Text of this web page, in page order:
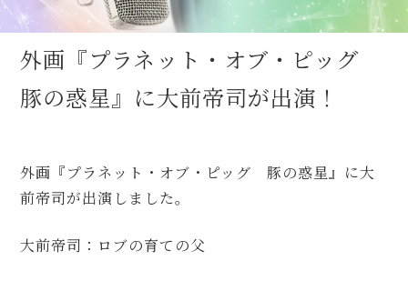
外画『プラネット・オブ・ピッグ
豚の惑星』に大前帝司が出演！
外画『プラネット・オブ・ピッグ 豚の惑星』に大
前帝司が出演しました。
大前帝司：ロブの育ての父